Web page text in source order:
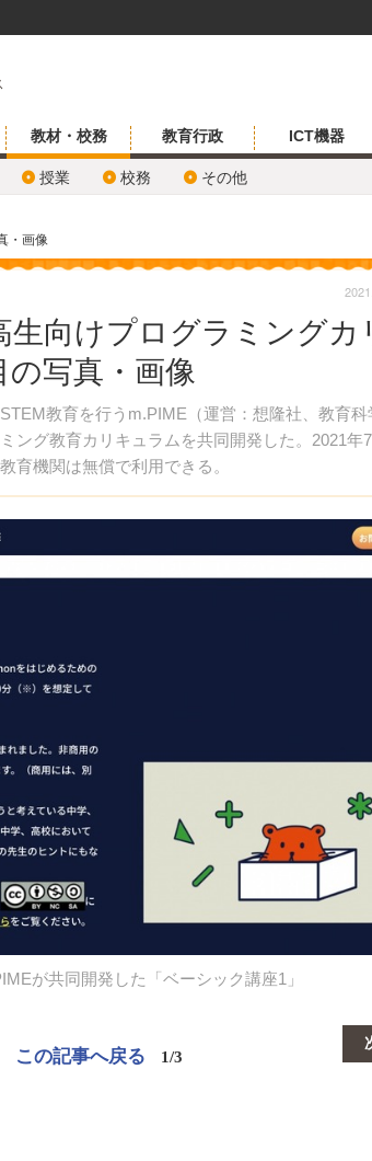
教材・校務
授業 校務 その他
教育行政 ICT機器
・画像
向けプログラミングカ
の写真・画像
教育を行うm.PIME（運営：想隆社、教育科
ング教育カリキュラムを共同開発した。2021年
育機関は無償で利用できる。
が共同開発した「ベーシック講座1」
この記事へ戻る 1/3